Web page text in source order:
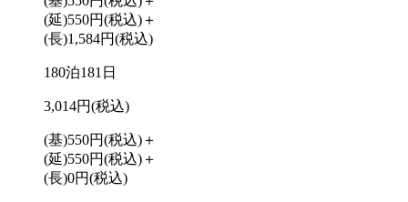
(延)550円(税込)＋
(長)1,584円(税込)
180泊181日
3,014円(税込)
(基)550円(税込)＋
(延)550円(税込)＋
(長)0円(税込)